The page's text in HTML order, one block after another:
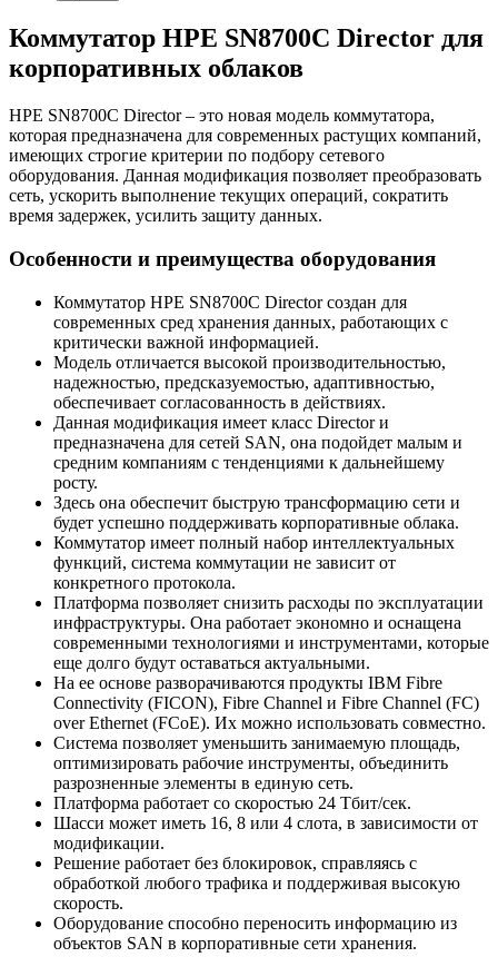
Коммутатор HPE SN8700C Director для
корпоративных облаков
HPE SN8700C Director – это новая модель коммутатора,
которая предназначена для современных растущих компаний,
имеющих строгие критерии по подбору сетевого
оборудования. Данная модификация позволяет преобразовать
сеть, ускорить выполнение текущих операций, сократить
время задержек, усилить защиту данных.
Особенности и преимущества оборудования
Коммутатор HPE SN8700C Director создан для
современных сред хранения данных, работающих с
критически важной информацией.
Модель отличается высокой производительностью,
надежностью, предсказуемостью, адаптивностью,
обеспечивает согласованность в действиях.
Данная модификация имеет класс Director и
предназначена для сетей SAN, она подойдет малым и
средним компаниям с тенденциями к дальнейшему
росту.
Здесь она обеспечит быструю трансформацию сети и
будет успешно поддерживать корпоративные облака.
Коммутатор имеет полный набор интеллектуальных
функций, система коммутации не зависит от
конкретного протокола.
Платформа позволяет снизить расходы по эксплуатации
инфраструктуры. Она работает экономно и оснащена
современными технологиями и инструментами, которые
еще долго будут оставаться актуальными.
На ее основе разворачиваются продукты IBM Fibre
Connectivity (FICON), Fibre Channel и Fibre Channel (FC)
over Ethernet (FCoE). Их можно использовать совместно.
Система позволяет уменьшить занимаемую площадь,
оптимизировать рабочие инструменты, объединить
разрозненные элементы в единую сеть.
Платформа работает со скоростью 24 Тбит/сек.
Шасси может иметь 16, 8 или 4 слота, в зависимости от
модификации.
Решение работает без блокировок, справляясь с
обработкой любого трафика и поддерживая высокую
скорость.
Оборудование способно переносить информацию из
объектов SAN в корпоративные сети хранения.